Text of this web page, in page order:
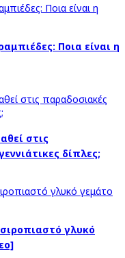
Ποια είναι η
στις
δίπλες;
γλυκό